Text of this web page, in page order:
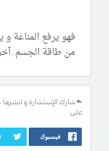
فهو يرفع المناعة
من طاقة الجسم...آخر
شارك الإستشارة و
على:
فيسبوك